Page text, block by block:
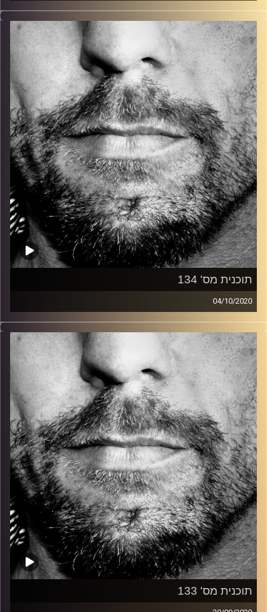
זיפים, מוזיקה מחוספסת של הופעות חיות. הרבה ג'אם, רוק,
בלוז, bluegrass, ג'אז, Fאנק, פרוגרסיב ואפילו אלקטרוניקה.
כל מה שחי, אמיתי ונושם.
עם שמוליק רגב.
קרדיט תמונות: David Goehring
תוכנית מס' 134
04/10/2020
זיפים, מוזיקה מחוספסת של הופעות חיות. הרבה ג'אם, רוק,
בלוז, bluegrass, ג'אז, Fאנק, פרוגרסיב ואפילו אלקטרוניקה.
כל מה שחי, אמיתי ונושם.
עם שמוליק רגב.
קרדיט תמונות: David Goehring
תוכנית מס' 133